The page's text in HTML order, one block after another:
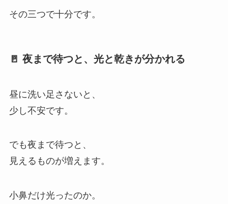
その三つで十分です。
🚪 夜まで待つと、光と乾きが分かれる
昼に洗い足さないと、
少し不安です。
でも夜まで待つと、
見えるものが増えます。
小鼻だけ光ったのか。